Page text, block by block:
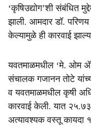
r
e
‘कृषिउद्योग’शी संबंधित
झाली. आमदार डॉ.
केल्यामुळे ही कारवाई
यवतमाळमधील ‘मे. ओम
संचालक गजानन तोटे
व यवतमाळमधील कृषी
कारवाई केली. यात
अत्यावश्यक वस्तू कायदा